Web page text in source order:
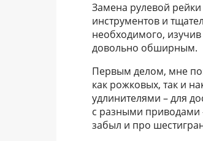
Замена рулевой
инструментов и
необходимого,
довольно обширным.
Первым делом, мне
как рожковых, так и
удлинителями – для
с разными приводами
забыл и про